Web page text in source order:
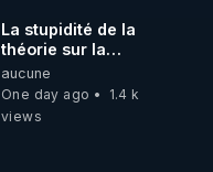
La stupidité de la
théorie sur la
responsabilité de
l’homme
concernant le
aucune
One day ago
1.4 k
views